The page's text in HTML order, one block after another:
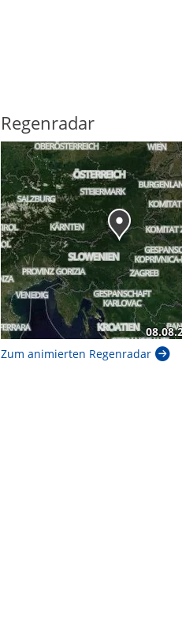
Regenradar
Zum animierten Regenradar